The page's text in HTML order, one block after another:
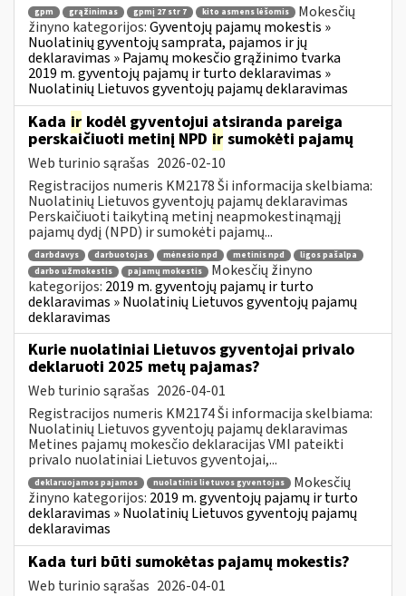
gpm grąžinimas gpmį 27 str 7 kito asmens lėšomis
Mokesčių
žinyno kategorijos:Gyventojų pajamų mokestis »
Nuolatinių gyventojų samprata, pajamos ir jų
deklaravimas » Pajamų mokesčio grąžinimo tvarka
2019 m. gyventojų pajamų ir turto deklaravimas »
Nuolatinių Lietuvos gyventojų pajamų deklaravimas
Kada ir kodėl gyventojui atsiranda pareiga
perskaičiuoti metinį NPD ir sumokėti pajamų
Web turinio sąrašas 2026-02-10
Registracijos numeris KM2178 Ši informacija skelbiama:
Nuolatinių Lietuvos gyventojų pajamų deklaravimas
Perskaičiuoti taikytiną metinį neapmokestinąmąjį
pajamų dydį (NPD) ir sumokėti pajamų...
darbdavys darbuotojas mėnesio npd metinis npd
ligos pašalpa
darbo užmokestis
pajamų mokestis
Mokesčių žinyno
kategorijos: 2019 m. gyventojų pajamų ir turto
deklaravimas » Nuolatinių Lietuvos gyventojų pajamų
deklaravimas
Kurie nuolatiniai Lietuvos gyventojai privalo
deklaruoti 2025 metų pajamas?
Web turinio sąrašas 2026-04-01
Registracijos numeris KM2174 Ši informacija skelbiama:
Nuolatinių Lietuvos gyventojų pajamų deklaravimas
Metines pajamų mokesčio deklaracijas VMI pateikti
privalo nuolatiniai Lietuvos gyventojai,...
deklaruojamos pajamos nuolatinis lietuvos gyventojas
Mokesčių
žinyno kategorijos: 2019 m. gyventojų pajamų ir turto
deklaravimas » Nuolatinių Lietuvos gyventojų pajamų
deklaravimas
Kada turi būti sumokėtas pajamų mokestis?
Web turinio sąrašas 2026-04-01